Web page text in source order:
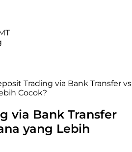
Trading via Bank Transfer vs
Cocok?
via Bank Transfer
yang Lebih